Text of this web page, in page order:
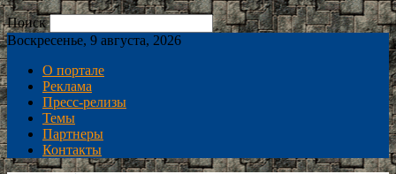
Поиск
Воскресенье, 9 августа, 2026
О портале
Реклама
Пресс-релизы
Темы
Партнеры
Контакты